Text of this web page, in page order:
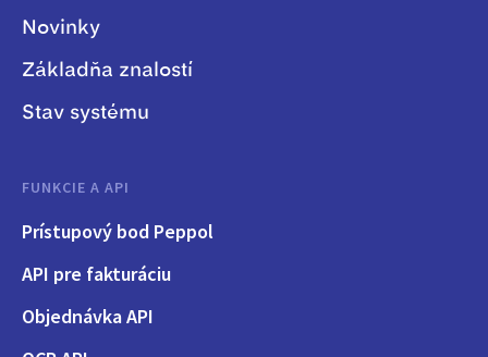
Novinky
Základňa znalostí
Stav systému
FUNKCIE A API
Prístupový bod Peppol
API pre fakturáciu
Objednávka API